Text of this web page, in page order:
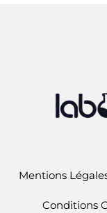
Mentions
Conditions